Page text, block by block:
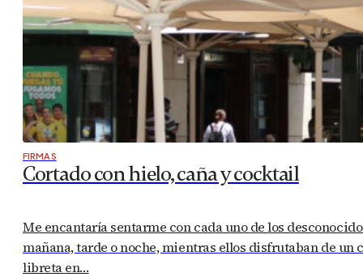
FIRMAS
Cortado con hielo, caña y cocktail
Me encantaría sentarme con cada uno de los
mañana, tarde o noche, mientras ellos disfrutaban de un
libreta en…